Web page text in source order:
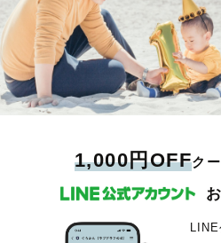
1,000円OFFク